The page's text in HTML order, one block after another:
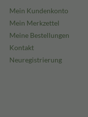
Mein Kundenkonto
Mein Merkzettel
Meine Bestellungen
Kontakt
Neuregistrierung